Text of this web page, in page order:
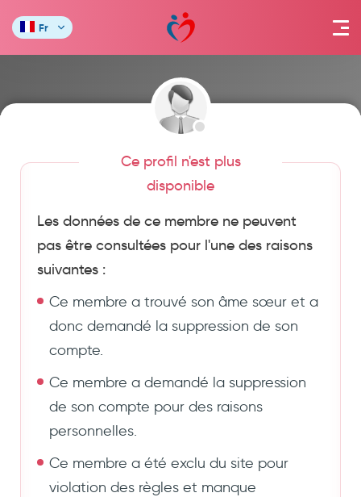
Fr
Ce profil n'est plus
disponible
Les données de ce membre ne peuvent
pas être consultées pour l'une des raisons
suivantes :
Ce membre a trouvé son âme sœur et a
donc demandé la suppression de son
compte.
Ce membre a demandé la suppression
de son compte pour des raisons
personnelles.
Ce membre a été exclu du site pour
violation des règles et manque